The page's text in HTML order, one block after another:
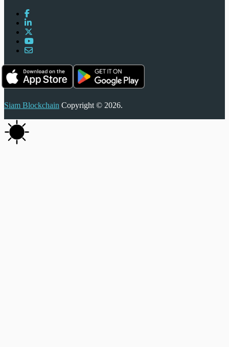
Siam Blockchain Copyright © 2026.